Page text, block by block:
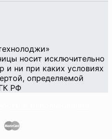
носит исключительно
и ни при каких условиях
определяемой
РФ